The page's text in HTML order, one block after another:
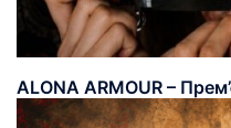
ALONA ARMOUR –